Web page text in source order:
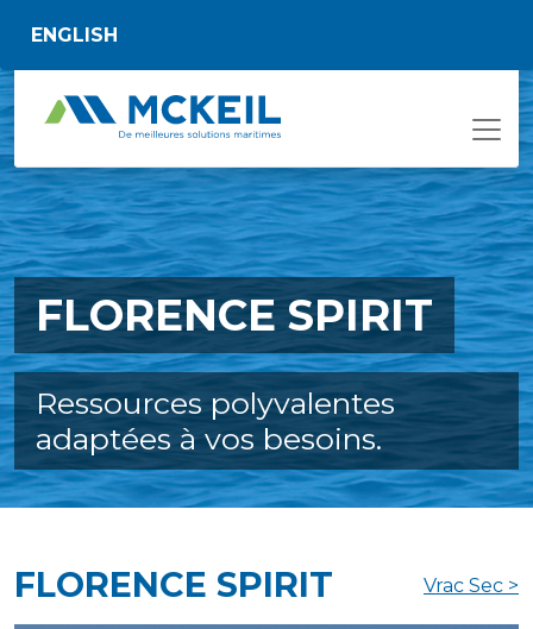
ENGLISH
FLORENCE SPIRIT
Ressources polyvalentes
adaptées à vos besoins.
FLORENCE SPIRIT Vrac Sec >